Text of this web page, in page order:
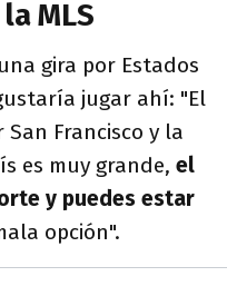
MLS
gira por Estados
jugar ahí: "El
Francisco y la
es muy grande, el
y puedes estar
opción".